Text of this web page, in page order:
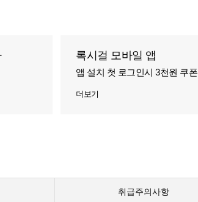
록시걸 모바일 앱
앱 설치 첫 로그인시 3천원 쿠폰
더보기
취급주의사항